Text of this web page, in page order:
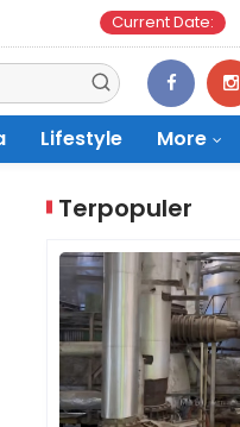
Current Date:
Lifestyle More
Terpopuler